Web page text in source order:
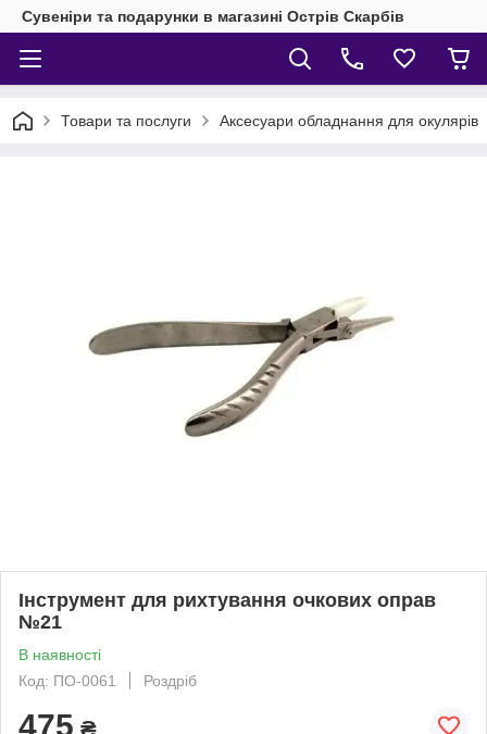
Сувеніри та подарунки в магазині Острів Скарбів
Товари та послуги Аксесуари обладнання для окулярів
Інструмент для рихтування очкових оправ
№21
В наявності
Код: ПО-0061
Роздріб
475